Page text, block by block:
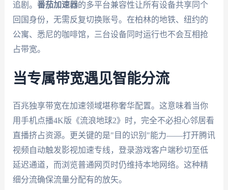
追剧。 番茄加速器的多平台兼容性让所有设备共享同个
回国身份，无需反复切换账号。在柏林的地铁、纽约的
公寓、悉尼的咖啡馆，三台设备同时运行也不会互相抢
占带宽。
当专属带宽遇见智能分流
百兆独享带宽在加速领域堪称奢华配置。这意味着当你
用手机点播4K版《流浪地球2》时，完全不必担心邻居看
直播挤占资源。更关键的是"目的识别"能力——打开腾讯
视频自动触发影视加速专线，登录游戏客户端秒切至低
延迟通道，而浏览普通网页时仍维持本地网络。这种精
细分流确保流量分配有的放矢。